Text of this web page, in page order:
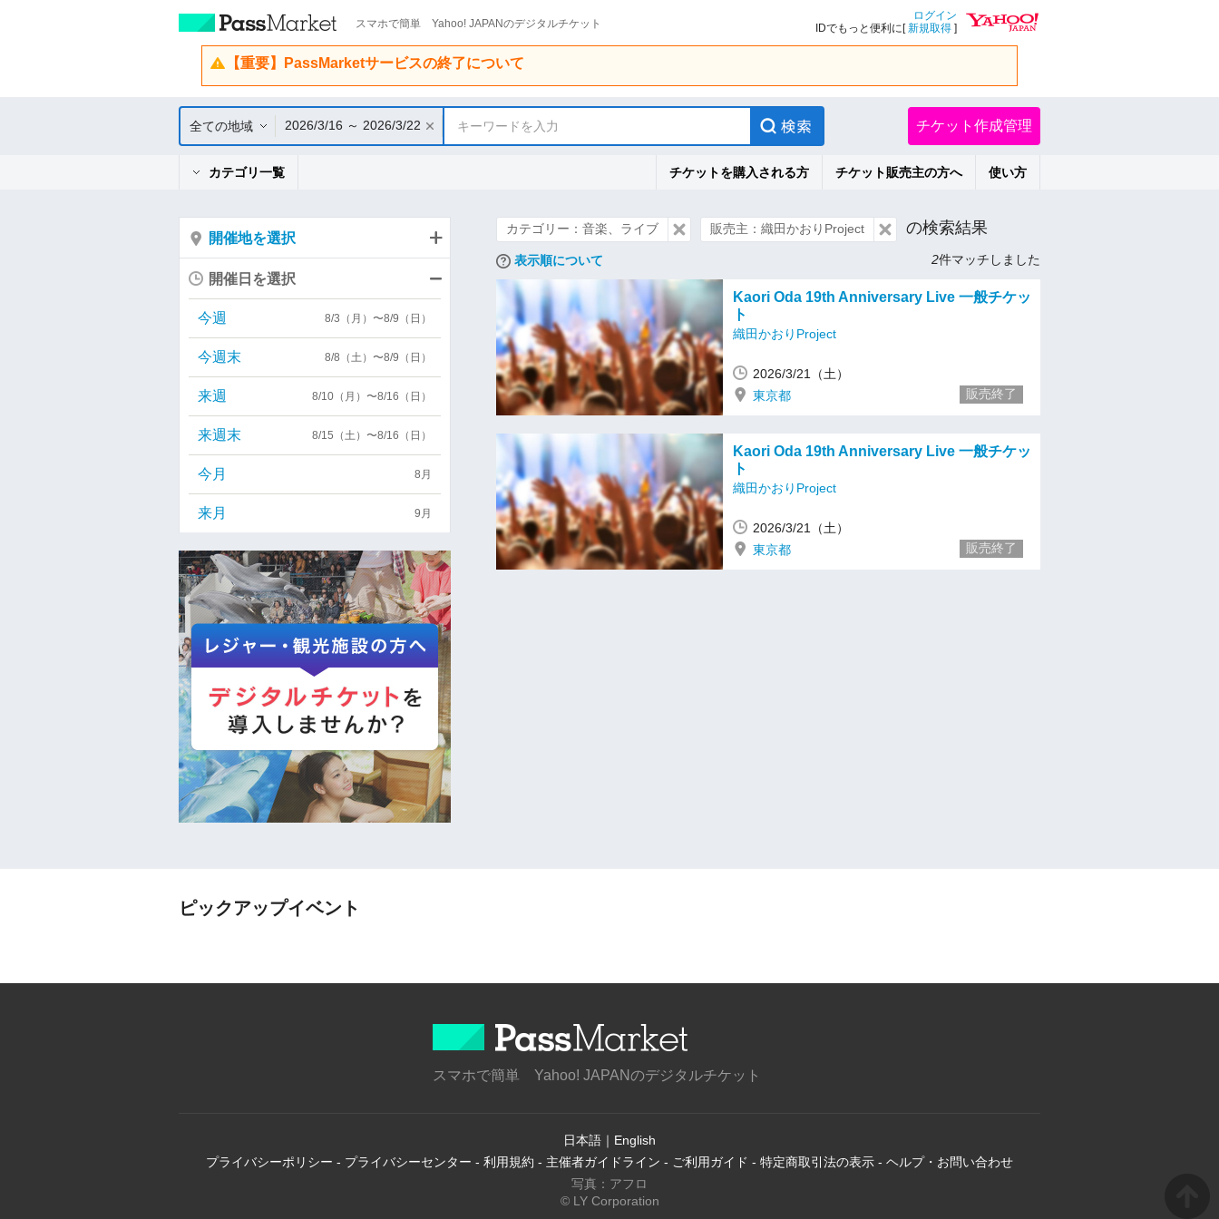
スマホで簡単 Yahoo! JAPANのデジタルチケット
ログイン
IDでもっと便利に[新規取得 ]
【重要】PassMarketサービスの終了について
全ての地域 2026/3/16 ～ 2026/3/22 キーワードを入力 チケット作成管理
カテゴリ一覧 チケットを購入される方 チケット販売主の方へ 使い方
カテゴリー：音楽、ライブ 販売主：織田かおりProject の検索結果
表示順について 2件マッチしました
Kaori Oda 19th Anniversary Live 一般チケッ
ト
織田かおりProject
2026/3/21（土）
東京都
販売終了
Kaori Oda 19th Anniversary Live 一般チケッ
ト
織田かおりProject
2026/3/21（土）
東京都
販売終了
開催地を選択
開催日を選択
今週 8/3（月）〜8/9（日）
今週末 8/8（土）〜8/9（日）
来週 8/10（月）〜8/16（日）
来週末 8/15（土）〜8/16（日）
今月 8月
来月 9月
ピックアップイベント
スマホで簡単 Yahoo! JAPANのデジタルチケット
日本語 ｜ English
プライバシーポリシー - プライバシーセンター - 利用規約 - 主催者ガイドライン - ご利用ガイド - 特定商取引法の表示 - ヘルプ・お問い合わせ
写真：アフロ
© LY Corporation